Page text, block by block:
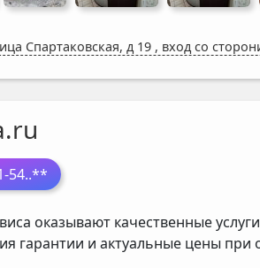
Спартаковская, д 19 , вход со
54..**
оказывают качественные
гарантии и актуальные цены